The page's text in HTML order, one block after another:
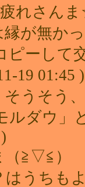
れさんま
が無か
ピーして
19 01:45 )
うそう
ルダウ」
（≧▽≦）
はうちも